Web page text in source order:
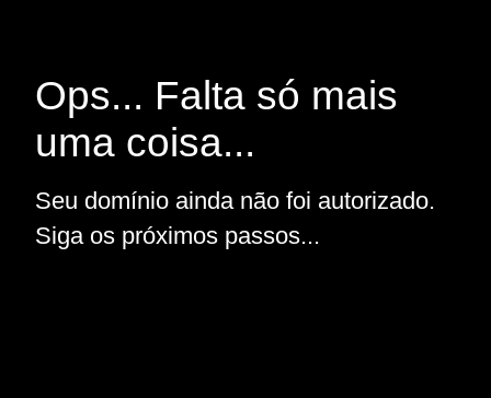
Ops... Falta só mais
uma coisa...
Seu domínio ainda não foi autorizado.
Siga os próximos passos...